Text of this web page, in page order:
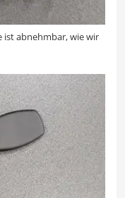
ist abnehmbar, wie wir